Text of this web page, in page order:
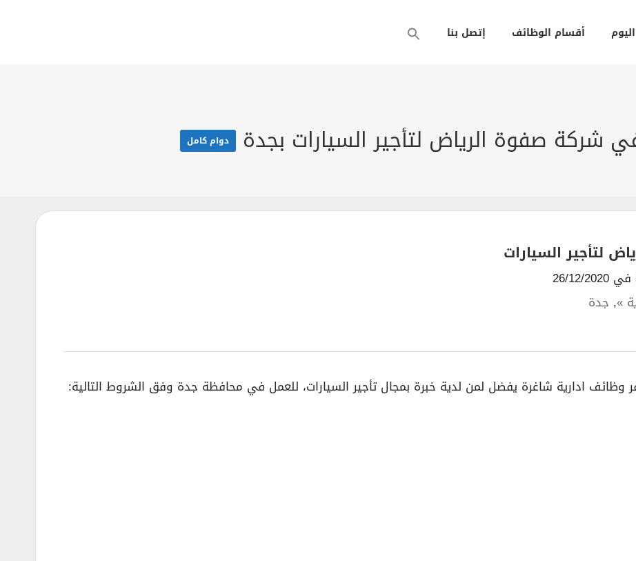
أقسام الوظائف إتصل بنا
صفوة الرياض لتأجير السيارات بجدة دوام كامل
لتأجير السيارات
2020
»
, جدة
وظائف ادارية شاغرة يفضل لمن لدية خبرة بمجال تأجير السيارات، للعمل في محافظة جدة وفق الشروط التالية: